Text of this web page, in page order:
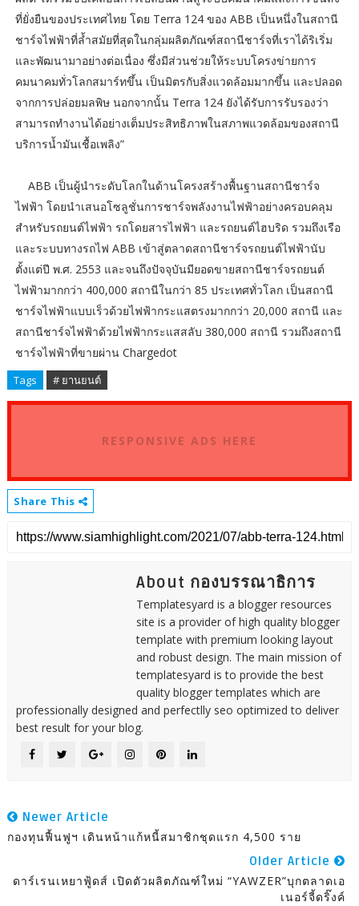
ที่ยั่งยืนของประเทศไทย โดย Terra 124 ของ ABB เป็นหนึ่งในสถานี
ชาร์จไฟฟ้าที่ล้ำสมัยที่สุดในกลุ่มผลิตภัณฑ์สถานีชาร์จที่เราได้ริเริ่ม
และพัฒนามาอย่างต่อเนื่อง ซึ่งมีส่วนช่วยให้ระบบโครงข่ายการ
คมนาคมทั่วโลกสมาร์ทขึ้น เป็นมิตรกับสิ่งแวดล้อมมากขึ้น และปลอด
จากการปล่อยมลพิษ นอกจากนั้น Terra 124 ยังได้รับการรับรองว่า
สามารถทำงานได้อย่างเต็มประสิทธิภาพในสภาพแวดล้อมของสถานี
บริการน้ำมันเชื้อเพลิง”
ABB เป็นผู้นำระดับโลกในด้านโครงสร้างพื้นฐานสถานีชาร์จ
ไฟฟ้า โดยนำเสนอโซลูชั่นการชาร์จพลังงานไฟฟ้าอย่างครอบคลุม
สำหรับรถยนต์ไฟฟ้า รถโดยสารไฟฟ้า และรถยนต์ไฮบริด รวมถึงเรือ
และระบบทางรถไฟ ABB เข้าสู่ตลาดสถานีชาร์จรถยนต์ไฟฟ้านับ
ตั้งแต่ปี พ.ศ. 2553 และจนถึงปัจจุบันมียอดขายสถานีชาร์จรถยนต์
ไฟฟ้ามากกว่า 400,000 สถานีในกว่า 85 ประเทศทั่วโลก เป็นสถานี
ชาร์จไฟฟ้าแบบเร็วด้วยไฟฟ้ากระแสตรงมากกว่า 20,000 สถานี และ
สถานีชาร์จไฟฟ้าด้วยไฟฟ้ากระแสสลับ 380,000 สถานี รวมถึงสถานี
ชาร์จไฟฟ้าที่ขายผ่าน Chargedot
Tags # ยานยนต์
RESPONSIVE ADS HERE
Share This
About กองบรรณาธิการ
Templatesyard is a blogger resources
site is a provider of high quality blogger
template with premium looking layout
and robust design. The main mission of
templatesyard is to provide the best
quality blogger templates which are
professionally designed and perfectlly seo optimized to deliver
best result for your blog.
Newer Article
กองทุนฟื้นฟูฯ เดินหน้าแก้หนี้สมาชิกชุดแรก 4,500 ราย
Older Article
ดาร์เรนเหยาฟู้ดส์ เปิดตัวผลิตภัณฑ์ใหม่ “YAWZER”บุกตลาดเอ
เนอร์จี้ดริ๊งค์